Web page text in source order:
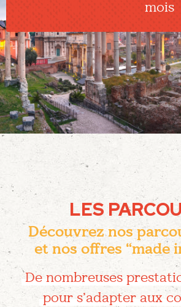
mois
LES
Découvrez nos
et nos offres “made
De nombreuses
pour s’adapter aux